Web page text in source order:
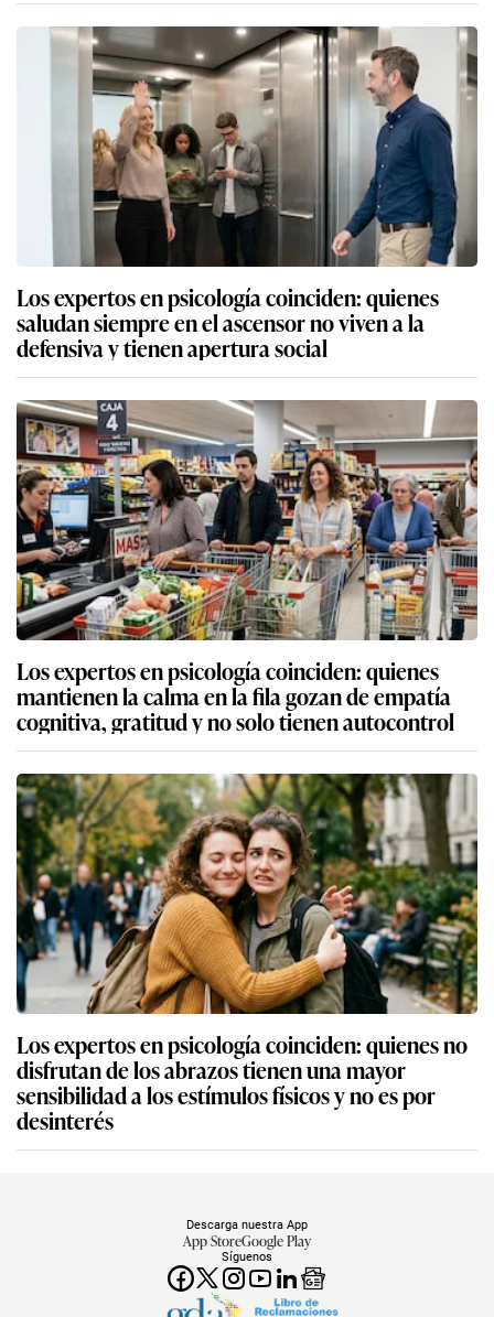
Los expertos en psicología coinciden: quienes
saludan siempre en el ascensor no viven a la
defensiva y tienen apertura social
Los expertos en psicología coinciden: quienes
mantienen la calma en la fila gozan de empatía
cognitiva, gratitud y no solo tienen autocontrol
Los expertos en psicología coinciden: quienes no
disfrutan de los abrazos tienen una mayor
sensibilidad a los estímulos físicos y no es por
desinterés
Síguenos
Descarga nuestra App
App StoreGoogle Play